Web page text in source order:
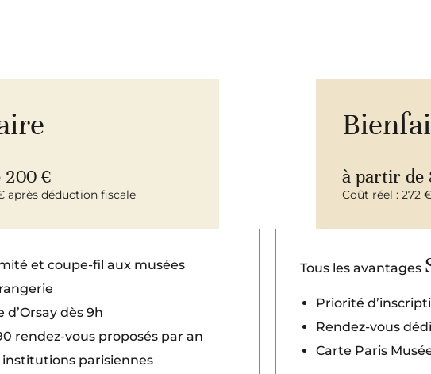
200 €
après déduction fiscale
et coupe-fil aux musées
dès 9h
rendez-vous proposés par an
parisiennes
à partir de
Coût réel : 272
Tous les avantages
Priorité
Rendez-vous
Carte Paris